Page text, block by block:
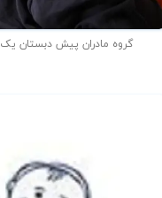
گروه مادران پیش دبستان یک